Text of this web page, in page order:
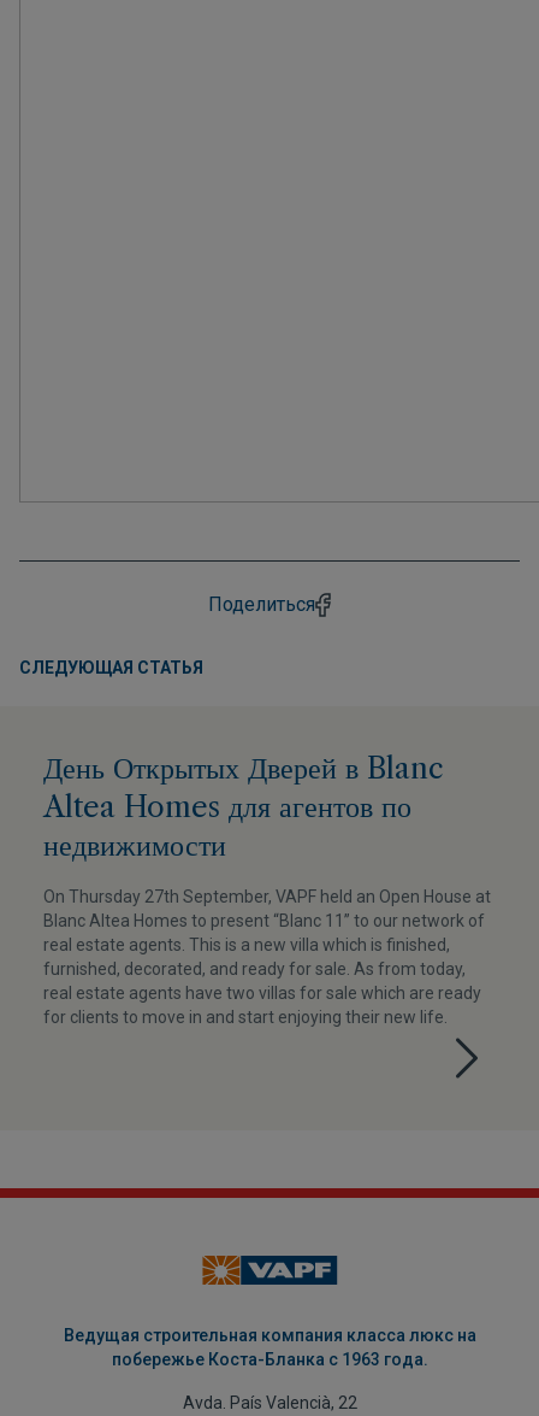
Поделиться
СЛЕДУЮЩАЯ СТАТЬЯ
День Открытых Дверей в Blanc
Altea Homes для агентов по
недвижимости
On Thursday 27th September, VAPF held an Open House at
Blanc Altea Homes to present “Blanc 11” to our network of
real estate agents. This is a new villa which is finished,
furnished, decorated, and ready for sale. As from today,
real estate agents have two villas for sale which are ready
for clients to move in and start enjoying their new life.
Ведущая строительная компания класса люкс на
побережье Коста-Бланка с 1963 года.
Avda. País Valencià, 22